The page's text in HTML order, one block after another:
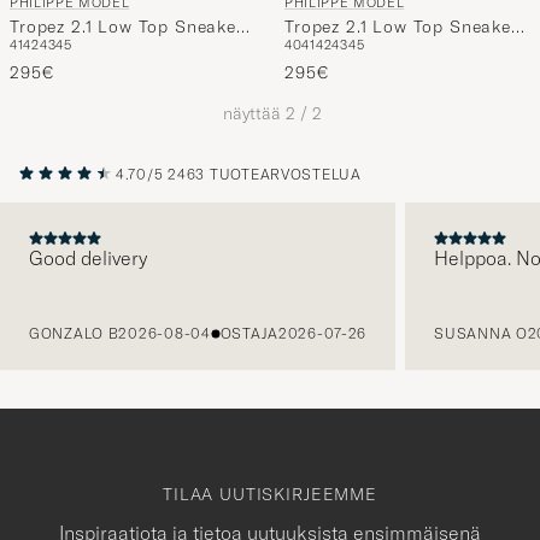
Tropez 2.1 Low Top Sneakers
Black
41424345
295€
Tropez 2.1 Low Top Sneakers
White
4041424345
295€
näyttää 2 / 2
4.70/5 2463 TUOTEARVOSTELUA
Good delivery
GONZALO B2026-08-04 OSTAJA2026-07-26
Helppoa.
SUSANNA O
TILAA UUTISKIRJEEMME
Inspiraatiota ja tietoa uutuuksista ensimmäisenä